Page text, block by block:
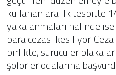
kullananlara ilk tespitte
yakalanmaları halinde
para cezası kesiliyor.
birlikte, sürücüler
şoförler odalarına
Teknoloji
Yaşam
Sağlık